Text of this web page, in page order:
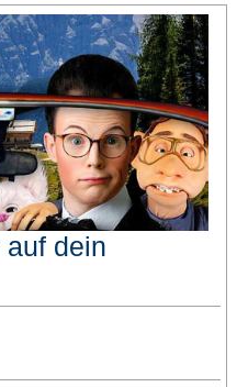
auf dein